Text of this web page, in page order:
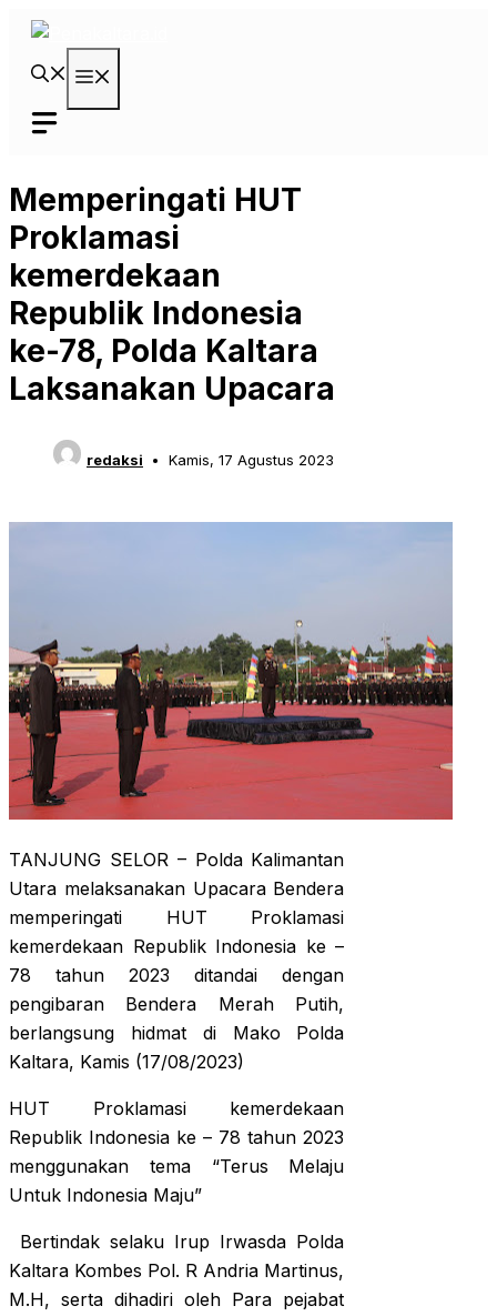
Langsung
Memperingati HUT
Proklamasi
kemerdekaan
Republik Indonesia
ke-78, Polda Kaltara
Laksanakan Upacara
redaksi Kamis, 17 Agustus 2023
TANJUNG SELOR – Polda Kalimantan
Utara melaksanakan Upacara Bendera
memperingati HUT Proklamasi
kemerdekaan Republik Indonesia ke –
78 tahun 2023 ditandai dengan
pengibaran Bendera Merah Putih,
berlangsung hidmat di Mako Polda
Kaltara, Kamis (17/08/2023)
HUT Proklamasi kemerdekaan
Republik Indonesia ke – 78 tahun 2023
menggunakan tema “Terus Melaju
Untuk Indonesia Maju”
Bertindak selaku Irup Irwasda Polda
Kaltara Kombes Pol. R Andria Martinus,
M.H, serta dihadiri oleh Para pejabat